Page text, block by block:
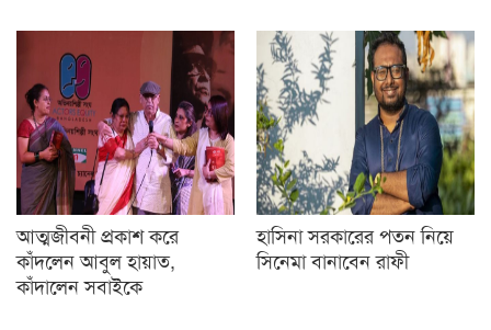
আত্মজীবনী প্রকাশ করে
কাঁদলেন আবুল হায়াত,
কাঁদালেন সবাইকে
হাসিনা সরকারের পতন নিয়ে
সিনেমা বানাবেন রাফী